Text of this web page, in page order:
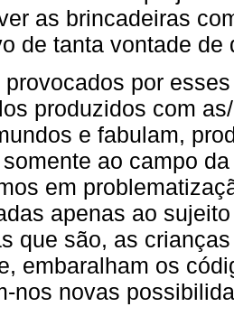
as brincadeiras
de tanta vontade
provocados por
produzidos com
e fabulam,
ao campo
em
apenas ao
que são, as
embaralham os
nos novas